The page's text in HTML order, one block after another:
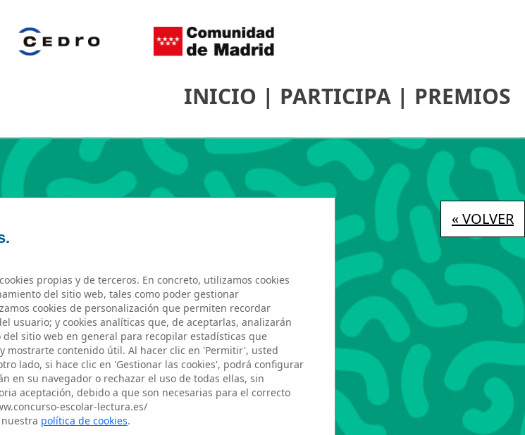
INICIO | PARTICIPA | PREMIOS
« VOLVER
PASTORA
Calubag Alunan
Muñoz Soberón
propias y de terceros. En concreto, utilizamos cookies
del sitio web, tales como poder gestionar
cookies de personalización que permiten recordar
usuario; y cookies analíticas que, de aceptarlas, analizarán
sitio web en general para recopilar estadísticas que
mostrarte contenido útil. Al hacer clic en 'Permitir', usted
lado, si hace clic en 'Gestionar las cookies', podrá configurar
en su navegador o rechazar el uso de todas ellas, sin
aceptación, debido a que son necesarias para el correcto
escolar-lectura.es/
política de cookies.